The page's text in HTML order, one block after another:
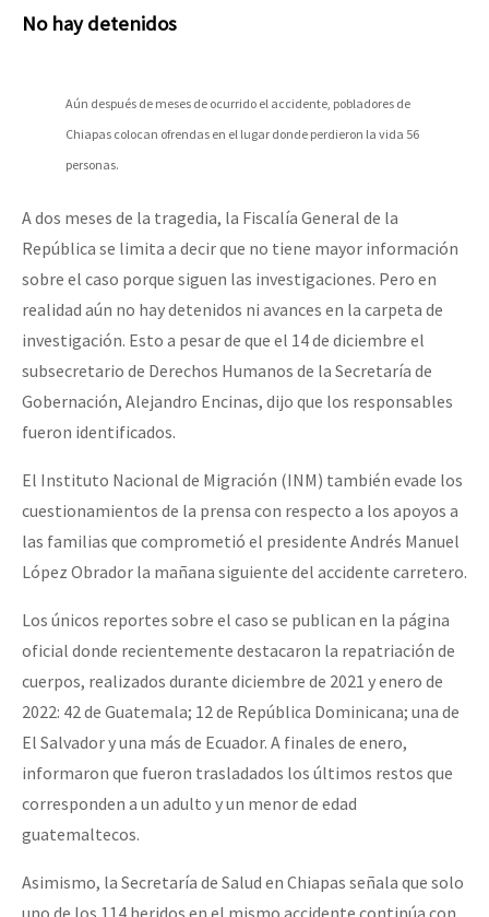
No hay detenidos
Aún después de meses de ocurrido el accidente, pobladores de
Chiapas colocan ofrendas en el lugar donde perdieron la vida 56
personas.
A dos meses de la tragedia, la Fiscalía General de la
República se limita a decir que no tiene mayor información
sobre el caso porque siguen las investigaciones. Pero en
realidad aún no hay detenidos ni avances en la carpeta de
investigación. Esto a pesar de que el 14 de diciembre el
subsecretario de Derechos Humanos de la Secretaría de
Gobernación, Alejandro Encinas, dijo que los responsables
fueron identificados.
El Instituto Nacional de Migración (INM) también evade los
cuestionamientos de la prensa con respecto a los apoyos a
las familias que comprometió el presidente Andrés Manuel
López Obrador la mañana siguiente del accidente carretero.
Los únicos reportes sobre el caso se publican en la página
oficial donde recientemente destacaron la repatriación de
cuerpos, realizados durante diciembre de 2021 y enero de
2022: 42 de Guatemala; 12 de República Dominicana; una de
El Salvador y una más de Ecuador. A finales de enero,
informaron que fueron trasladados los últimos restos que
corresponden a un adulto y un menor de edad
guatemaltecos.
Asimismo, la Secretaría de Salud en Chiapas señala que solo
uno de los 114 heridos en el mismo accidente continúa con